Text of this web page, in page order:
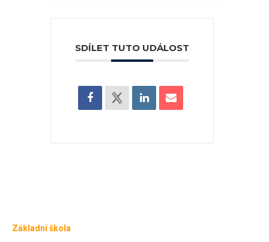
SDÍLET TUTO UDÁLOST
Základní škola